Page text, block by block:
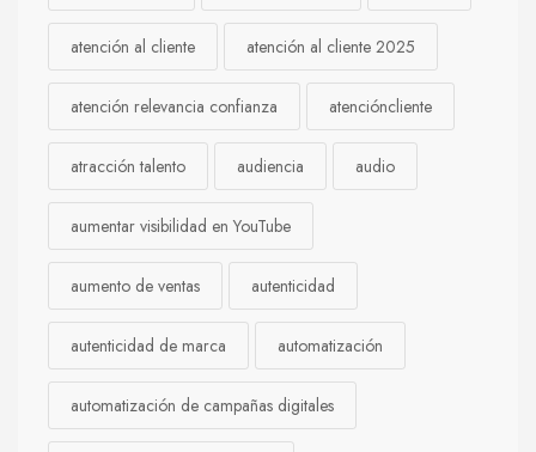
atención al cliente atención al cliente 2025
atención relevancia confianza atencióncliente
atracción talento audiencia audio
aumentar visibilidad en YouTube
aumento de ventas autenticidad
autenticidad de marca automatización
automatización de campañas digitales